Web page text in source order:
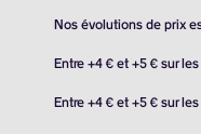
Nos évolutions de prix
Entre +4 € et +5 € sur
Entre +4 € et +5 € sur